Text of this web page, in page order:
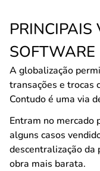
A globalização
transações e trocas
Contudo é uma via
Entram no mercado
alguns casos
descentralização da
obra mais barata.